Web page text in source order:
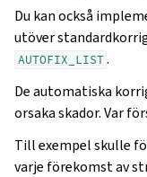
Du kan också
utöver
AUTOFIX_LIST .
De automatiska
orsaka skador. Var
Till exempel skulle
varje förekomst av